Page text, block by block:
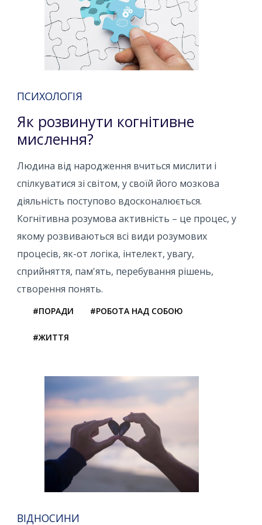
ПСИХОЛОГІЯ
Як розвинути когнітивне
мислення?
Людина від народження вчиться мислити і
спілкуватися зі світом, у своїй його мозкова
діяльність поступово вдосконалюється.
Когнітивна розумова активність – це процес, у
якому розвиваються всі види розумових
процесів, як-от логіка, інтелект, увагу,
сприйняття, пам'ять, перебування рішень,
створення понять.
#ПОРАДИ #РОБОТА НАД СОБОЮ
#ЖИТТЯ
ВІДНОСИНИ